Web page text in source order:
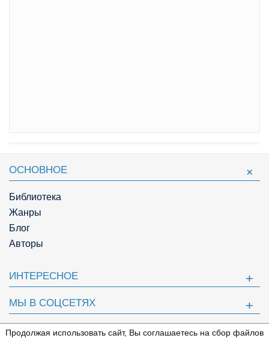
ОСНОВНОЕ
Библиотека
Жанры
Блог
Авторы
ИНТЕРЕСНОЕ
МЫ В СОЦСЕТЯХ
ПОЛЕЗНОЕ
Продолжая использовать сайт, Вы соглашаетесь на сбор файлов